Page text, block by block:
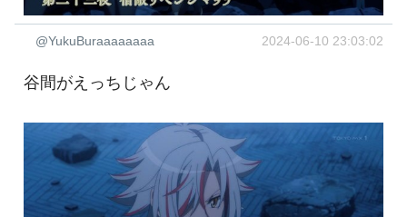
@YukuBuraaaaaaaa 2024-06-10 23:03:02
谷間がえっちじゃん